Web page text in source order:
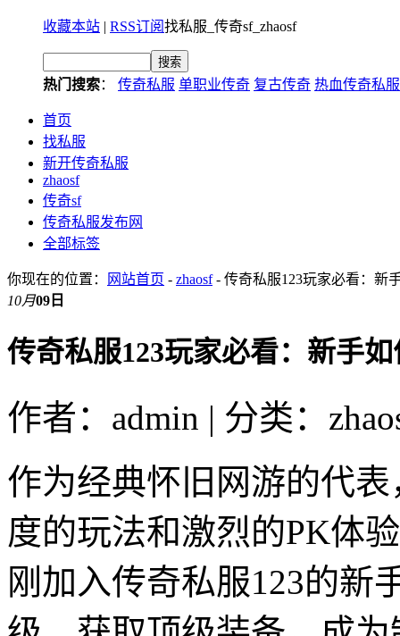
收藏本站 | RSS订阅找私服_传奇sf_zhaosf
热门搜索： 传奇私服 单职业传奇 复古传奇 热血传奇私服
首页
找私服
新开传奇私服
zhaosf
传奇sf
传奇私服发布网
全部标签
你现在的位置： 网站首页 - zhaosf- 传奇私服123玩家必看：新
10月09日
传奇私服123玩家必看：新手
作者：admin | 分类：
作为经典怀旧网游的代
度的玩法和激烈的PK体
刚加入传奇私服123的新